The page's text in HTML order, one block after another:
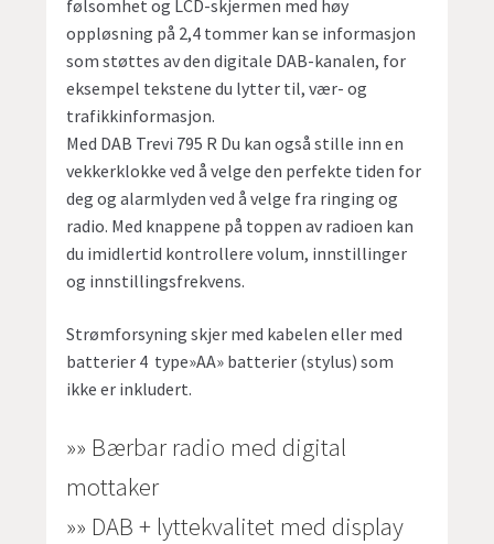
følsomhet og LCD-skjermen med høy
oppløsning på 2,4 tommer kan se informasjon
som støttes av den digitale DAB-kanalen, for
eksempel tekstene du lytter til, vær- og
trafikkinformasjon.
Med DAB Trevi 795 R Du kan også stille inn en
vekkerklokke ved å velge den perfekte tiden for
deg og alarmlyden ved å velge fra ringing og
radio. Med knappene på toppen av radioen kan
du imidlertid kontrollere volum, innstillinger
og innstillingsfrekvens.
Strømforsyning skjer med kabelen eller med
batterier 4 type»AA» batterier (stylus) som
ikke er inkludert.
»» Bærbar radio med digital
mottaker
»» DAB + lyttekvalitet med display